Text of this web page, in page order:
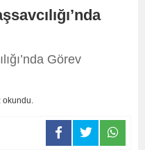
Görev
okundu.